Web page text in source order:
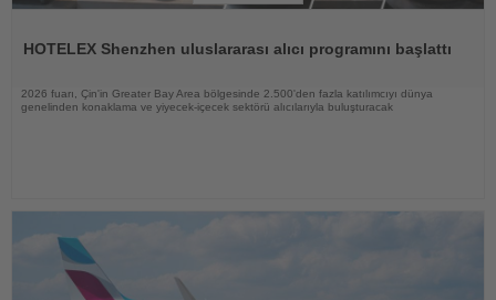
HOTELEX Shenzhen uluslararası alıcı programını başlattı
2026 fuarı, Çin'in Greater Bay Area bölgesinde 2.500'den fazla katılımcıyı dünya
genelinden konaklama ve yiyecek-içecek sektörü alıcılarıyla buluşturacak